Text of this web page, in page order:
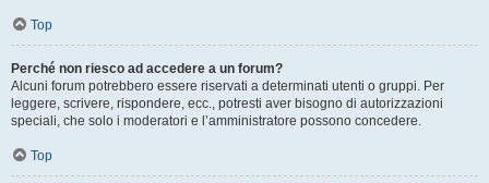
Top
Perché non riesco ad accedere a un forum?
Alcuni forum potrebbero essere riservati a determinati utenti o gruppi. Per
leggere, scrivere, rispondere, ecc., potresti aver bisogno di autorizzazioni
speciali, che solo i moderatori e l’amministratore possono concedere.
Top